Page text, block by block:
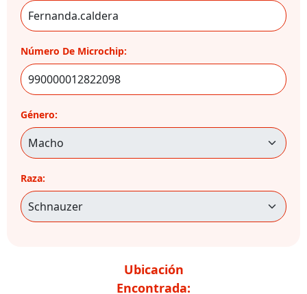
Número De Microchip:
Género:
Raza:
Ubicación
Encontrada: